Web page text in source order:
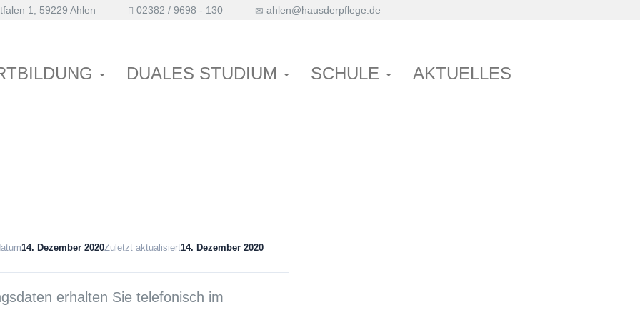
1, 59229 Ahlen 02382 / 9698 - 130 ahlen@hausderpflege.de
DUALES STUDIUM SCHULE
AKTUELLES
14. Dezember 2020Zuletzt aktualisiert14. Dezember 2020
erhalten Sie telefonisch im